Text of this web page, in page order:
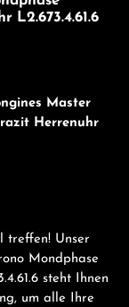
L2.673.4.61.6
Master
Herrenuhr
treffen! Unser
Mondphase
steht Ihnen
um alle Ihre